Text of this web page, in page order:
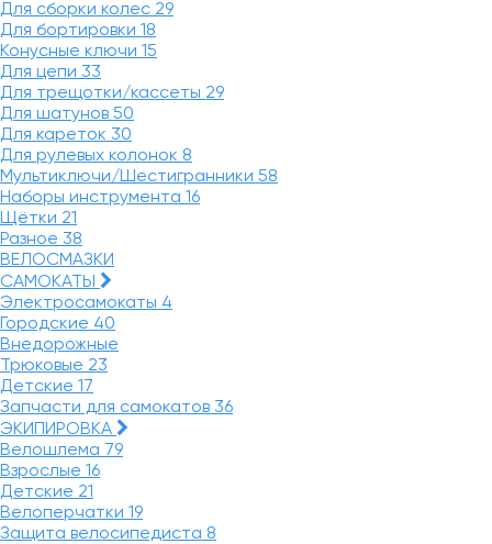
Для сборки колес 29
Для бортировки 18
Конусные ключи 15
Для цепи 33
Для трещотки/кассеты 29
Для шатунов 50
Для кареток 30
Для рулевых колонок 8
Мультиключи/Шестигранники 58
Наборы инструмента 16
Щётки 21
Разное 38
ВЕЛОСМАЗКИ
САМОКАТЫ
Электросамокаты 4
Городские 40
Внедорожные
Трюковые 23
Детские 17
Запчасти для самокатов 36
ЭКИПИРОВКА
Велошлема 79
Взрослые 16
Детские 21
Велоперчатки 19
Защита велосипедиста 8